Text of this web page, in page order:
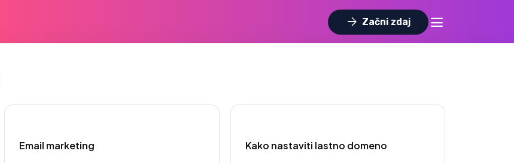
arrow_forward Začni zdaj dehaze
Email marketing Kako nastaviti lastno domeno